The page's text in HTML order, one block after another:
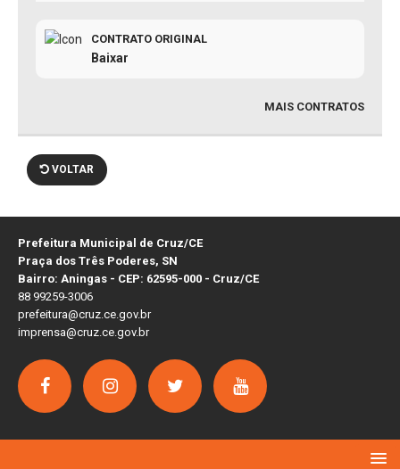
CONTRATO ORIGINAL
Baixar
MAIS CONTRATOS
VOLTAR
Prefeitura Municipal de Cruz/CE
Praça dos Três Poderes, SN
Bairro: Aningas - CEP: 62595-000 - Cruz/CE
88 99259-3006
prefeitura@cruz.ce.gov.br
imprensa@cruz.ce.gov.br